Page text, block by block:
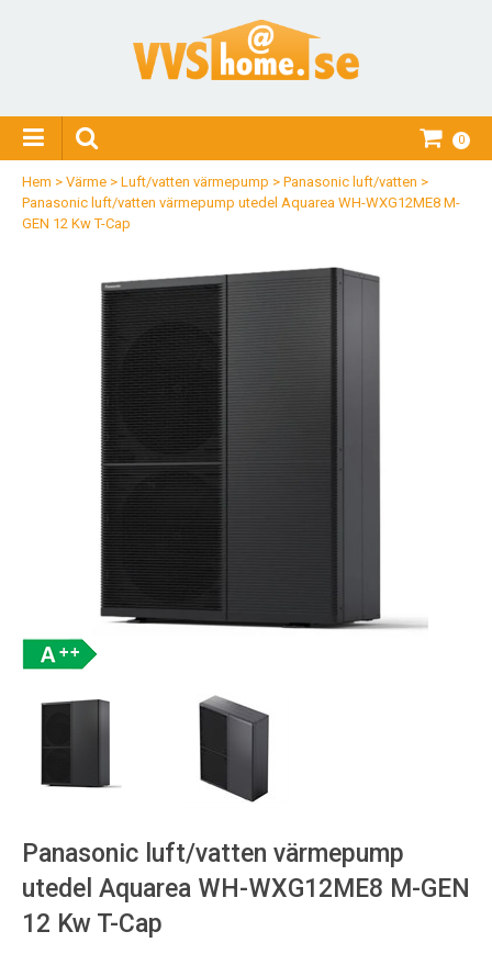
0
Hem > Värme > Luft/vatten värmepump > Panasonic luft/vatten >
Panasonic luft/vatten värmepump utedel Aquarea WH-WXG12ME8 M-
GEN 12 Kw T-Cap
Panasonic luft/vatten värmepump
utedel Aquarea WH-WXG12ME8 M-GEN
12 Kw T-Cap